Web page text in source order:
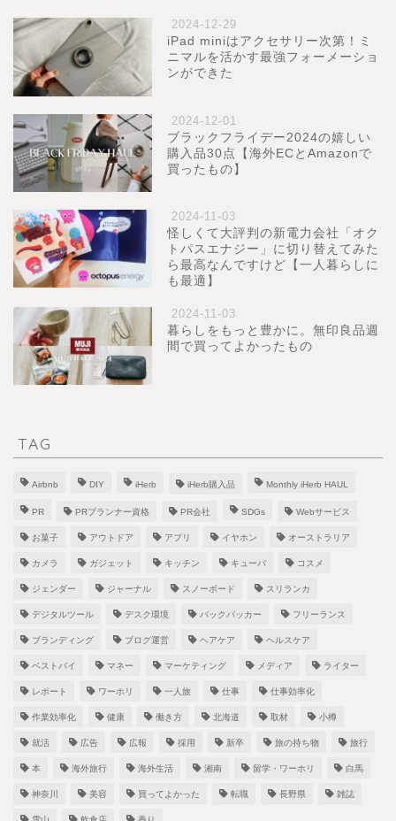
2024-12-29
iPad miniはアクセサリー次第！ミ
ニマルを活かす最強フォーメーショ
ンができた
2024-12-01
ブラックフライデー2024の嬉しい
購入品30点【海外ECとAmazonで
買ったもの】
2024-11-03
怪しくて大評判の新電力会社「オク
トパスエナジー」に切り替えてみた
ら最高なんですけど【一人暮らしに
も最適】
2024-11-03
暮らしをもっと豊かに。無印良品週
間で買ってよかったもの
TAG
Airbnb DIY iHerb iHerb購入品 Monthly iHerb HAUL
PR PRプランナー資格 PR会社 SDGs Webサービス
お菓子 アウトドア アプリ イヤホン オーストラリア
カメラ ガジェット キッチン キューバ コスメ
ジェンダー ジャーナル スノーボード スリランカ
デジタルツール デスク環境 バックパッカー フリーランス
ブランディング ブログ運営 ヘアケア ヘルスケア
ベストバイ マネー マーケティング メディア ライター
レポート ワーホリ 一人旅 仕事 仕事効率化
作業効率化 健康 働き方 北海道 取材 小樽
就活 広告 広報 採用 新卒 旅の持ち物 旅行
本 海外旅行 海外生活 湘南 留学・ワーホリ 白馬
神奈川 美容 買ってよかった 転職 長野県 雑誌